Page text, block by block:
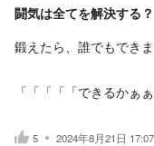
闘気は全てを解決する？
鍛えたら、誰でもできま
「「「「「できるかぁ
5 2024年8月21日 17:07